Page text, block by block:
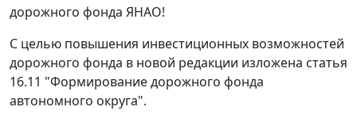
дорожного фонда ЯНАО!
С целью повышения инвестиционных возможностей
дорожного фонда в новой редакции изложена статья
16.11 "Формирование дорожного фонда
автономного округа".